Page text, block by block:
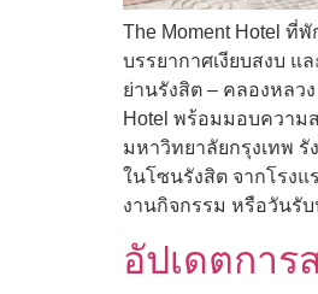
The Moment Hotel ที่
บรรยากาศเงียบสงบ แ
ย่านรังสิต – คลองหลว
Hotel พร้อมมอบความ
มหาวิทยาลัยกรุงเทพ
ในโซนรังสิต จากโรง
งานกิจกรรม หรือวันรั
อัปเดตกา